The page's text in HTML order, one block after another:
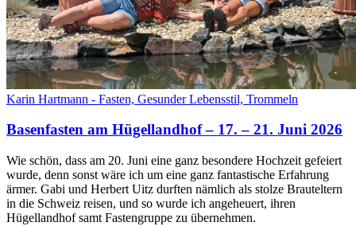
Karin Hartmann - Fasten, Gesunder Lebensstil, Trommeln
Basenfasten am Hügellandhof – 17. – 21. Juni 2026
Wie schön, dass am 20. Juni eine ganz besondere Hochzeit gefeiert
wurde, denn sonst wäre ich um eine ganz fantastische Erfahrung
ärmer. Gabi und Herbert Uitz durften nämlich als stolze Brauteltern
in die Schweiz reisen, und so wurde ich angeheuert, ihren
Hügellandhof samt Fastengruppe zu übernehmen.